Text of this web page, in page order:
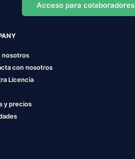
Acceso para colaboradores
nosotros
con nosotros
Licencia
y precios